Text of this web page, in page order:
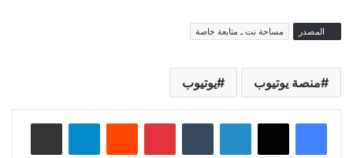
المصدر مساحة نت ـ متابعة خاصة
منصة يوتيوب يوتيوب
لينكدإن بينتيريست